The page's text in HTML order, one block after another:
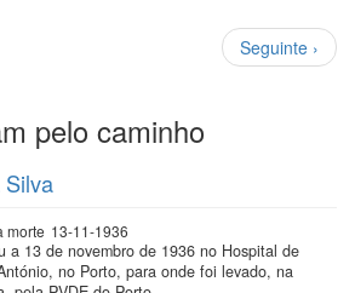
Próxima
página
Seguinte ›
pelo caminho
morte 13-11-1936
a 13 de novembro de 1936 no Hospital de
no Porto, para onde foi levado, na